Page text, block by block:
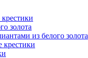
золота
из белого золота
крестики